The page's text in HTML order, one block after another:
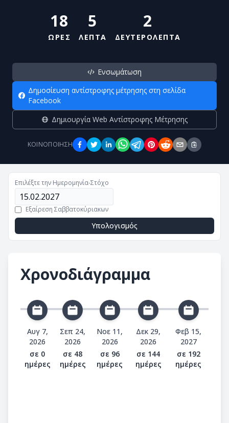
18
ΩΡΕΣ
5
ΛΕΠΤΑ
2
ΔΕΥΤΕΡΟΛΕΠΤΑ
Ενσωμάτωση
Δημοσίευση αντίστροφης μέτρησης στη σελίδα
Facebook
Δημιουργία Web Αντίστροφης Μέτρησης
ΚΟΙΝΟΠΟΊΗΣΗ
Επιλέξτε την Ημερομηνία-Στόχο
Εξαίρεση Σαββατοκύριακων
Υπολογισμός
Χρονοδιάγραμμα
Αυγ 7,
2026
σε 0
ημέρες
Σεπ 24,
2026
σε 48
ημέρες
Νοε 11,
2026
σε 96
ημέρες
Δεκ 29,
2026
σε 144
ημέρες
Φεβ 15,
2027
σε 192
ημέρες